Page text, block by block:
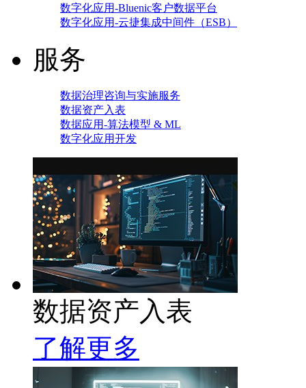
数字化应用-Bluenic客户数据平台
数字化应用-云捷集成中间件（ESB）
服务
数据治理咨询与实施服务
数据资产入表
数据应用-算法模型 & ML
数字化应用开发
数据资产入表
了解更多